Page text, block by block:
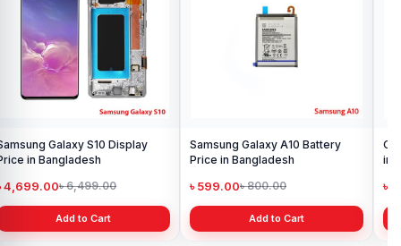
Galaxy S10 Display
in Bangladesh
4,699.00৳ 6,499.00
Add to Cart
Samsung Galaxy A10 Battery
Price in Bangladesh
৳ 599.00৳ 800.00
Add to Cart
in
৳